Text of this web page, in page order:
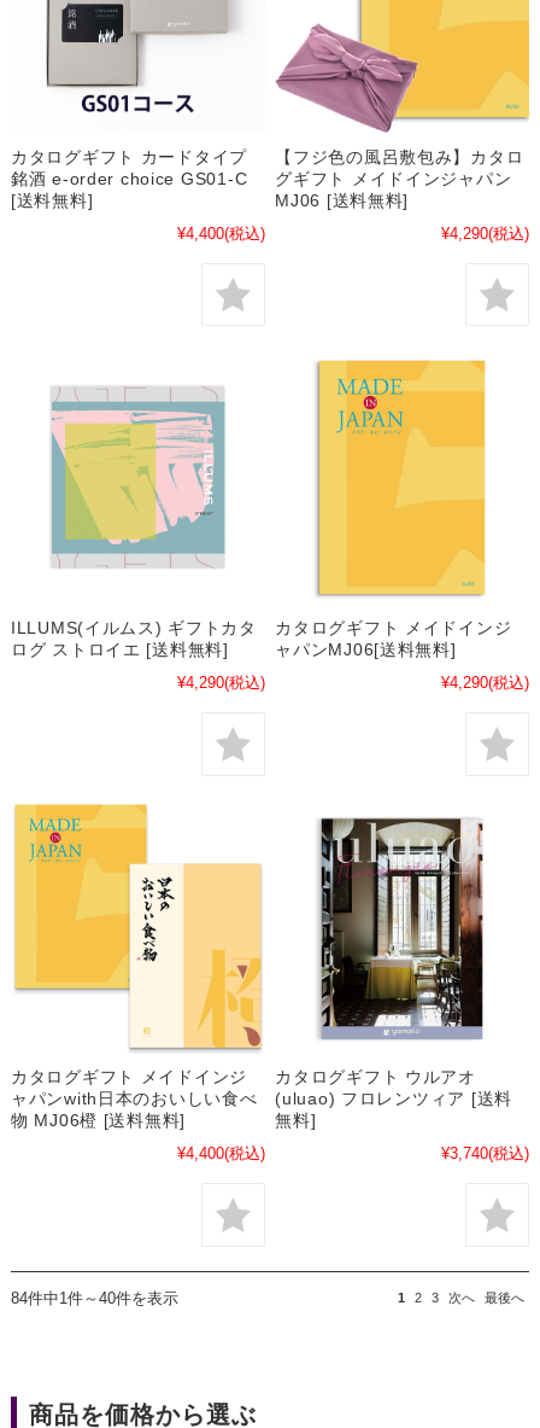
カタログギフト カードタイプ
銘酒 e-order choice GS01-C
[送料無料]
¥4,400(税込)
【フジ色の風呂敷包み】カタロ
グギフト メイドインジャパン
MJ06 [送料無料]
¥4,290(税込)
ILLUMS(イルムス) ギフトカタ
ログ ストロイエ [送料無料]
¥4,290(税込)
カタログギフト メイドインジ
ャパンMJ06[送料無料]
¥4,290(税込)
カタログギフト メイドインジ
ャパンwith日本のおいしい食べ
物 MJ06橙 [送料無料]
¥4,400(税込)
カタログギフト ウルアオ
(uluao) フロレンツィア [送料
無料]
¥3,740(税込)
84件中1件～40件を表示 1 2 3 次へ 最後へ
商品を価格から選ぶ